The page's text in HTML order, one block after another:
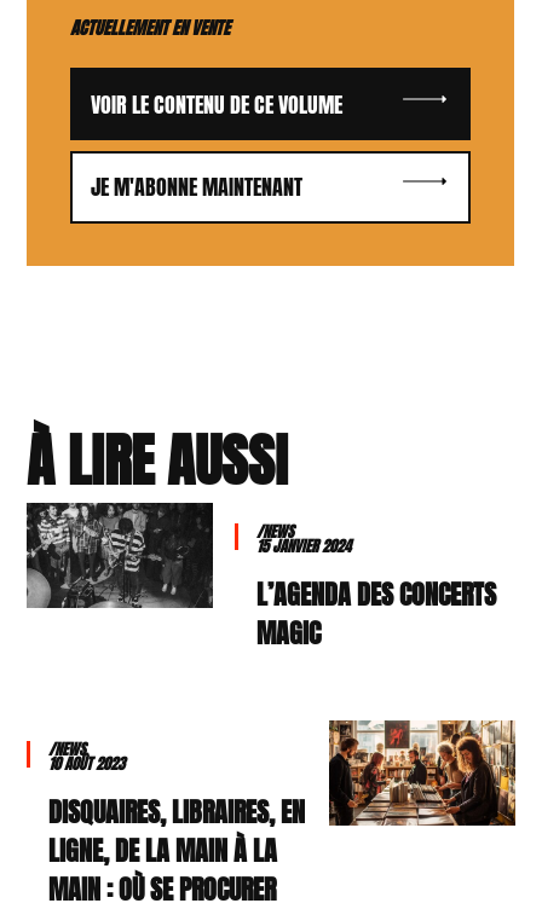
ACTUELLEMENT EN VENTE
VOIR LE CONTENU DE CE VOLUME
JE M'ABONNE MAINTENANT
À LIRE AUSSI
/NEWS
15 JANVIER 2024
L’AGENDA DES CONCERTS
MAGIC
/NEWS
10 AOÛT 2023
DISQUAIRES, LIBRAIRES, EN
LIGNE, DE LA MAIN À LA
MAIN : OÙ SE PROCURER